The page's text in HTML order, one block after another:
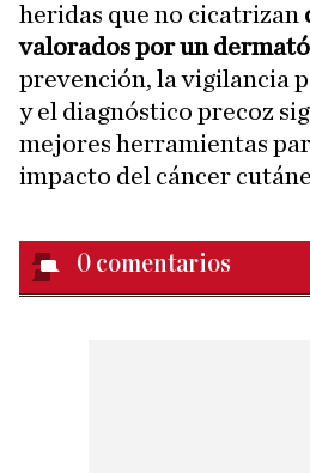
heridas que no cicatrizan
valorados por un
prevención, la vigilancia
y el diagnóstico precoz
mejores herramientas
impacto del cáncer
0 comentarios